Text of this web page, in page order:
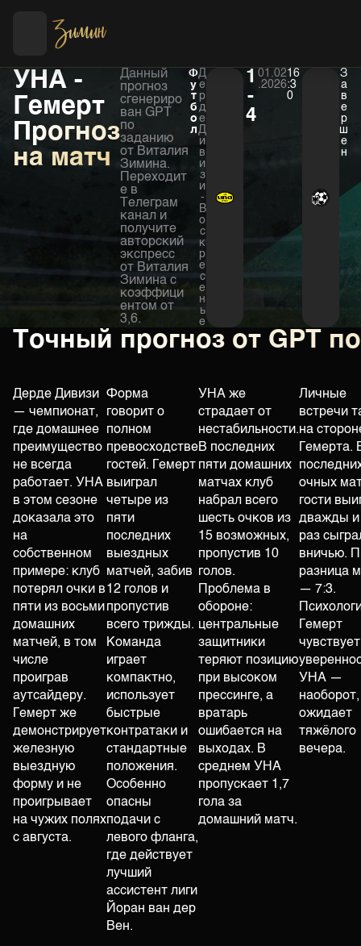
Футбол Хоккей
УНА -
Гемерт
Прогноз
на матч
Данный
прогноз
сгенериро
ван GPT
по
заданию
от Виталия
Зимина.
Переходит
е в
Телеграм
канал и
получите
авторский
экспресс
от Виталия
Зимина с
коэффици
ентом от
3,6.
Ф
у
т
б
о
л
Д
е
р
д
е
Д
и
в
и
з
и
-
В
о
с
к
р
е
с
е
н
ь
е
1
-
4
01.02
.2026
16
:3
0
З
а
в
е
р
ш
е
н
Точный прогноз от GPT
Дерде Дивизи
— чемпионат,
где домашнее
преимущество
не всегда
работает. УНА
в этом сезоне
доказала это
на
собственном
примере: клуб
потерял очки в
пяти из восьми
домашних
матчей, в том
числе
проиграв
аутсайдеру.
Гемерт же
демонстрирует
железную
выездную
форму и не
проигрывает
на чужих полях
с августа.
Форма
говорит о
полном
превосходстве
гостей. Гемерт
выиграл
четыре из
пяти
последних
выездных
матчей, забив
12 голов и
пропустив
всего трижды.
Команда
играет
компактно,
использует
быстрые
контратаки и
стандартные
положения.
Особенно
опасны
подачи с
левого фланга,
где действует
лучший
ассистент лиги
Йоран ван дер
Вен.
УНА же
страдает от
нестабильности.
В последних
пяти домашних
матчах клуб
набрал всего
шесть очков из
15 возможных,
пропустив 10
голов.
Проблема в
обороне:
центральные
защитники
теряют позицию
при высоком
прессинге, а
вратарь
ошибается на
выходах. В
среднем УНА
пропускает 1,7
гола за
домашний матч.
Личные
встречи
на
Гемерта.
очных
гости
дважды и
раз
вничью.
разница
— 7:3.
Гемерт
чувствует
УНА —
наоборот,
ожидает
тяжёлого
вечера.